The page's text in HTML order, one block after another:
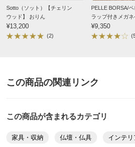
Sotto（ソット）【チェリン
ウッド】 おりん
¥13,200
(2)
PELLE BORSA/
ラップ付きメガネ
¥9,350
この商品の関連リンク
この商品が含まれるカテゴリ
家具・収納 仏壇・仏具 インテ